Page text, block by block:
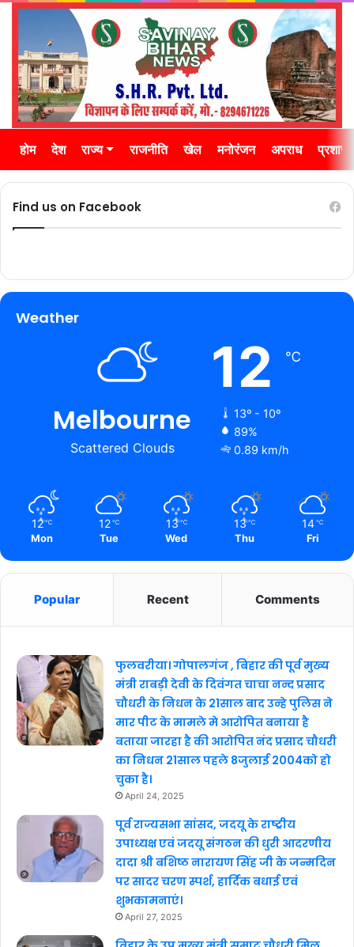
होम देश राज्य राजनीति खेल मनोरंजन अपराध
Find us on Facebook
Weather
Melbourne
Scattered Clouds
12 ℃
13º - 10º
89%
0.89 km/h
12 ℃
Mon
12 ℃
Tue
13 ℃
Wed
13 ℃
Thu
14 ℃
Fri
Popular Recent Comments
फुलवरीया। गोपालगंज , बिहार की पूर्व मुख्य
मंत्री राबड़ी देवी के दिवंगत चाचा नन्द प्रसाद
चौधरी के निधन के 21साल बाद उन्हे पुलिस ने
मार पीट के मामले मे आरोपित बनाया है
बताया जारहा है की आरोपित नंद प्रसाद चौधरी
का निधन 21साल पहले 8जुलाई 2004को हो
चुका है।
April 24, 2025
पूर्व राज्यसभा सांसद, जदयू के राष्ट्रीय
उपाध्यक्ष एवं जदयू संगठन की धुरी आदरणीय
दादा श्री बशिष्ठ नारायण सिंह जी के जन्मदिन
पर सादर चरण स्पर्श, हार्दिक बधाई एवं
शुभकामनाएं।
April 27, 2025